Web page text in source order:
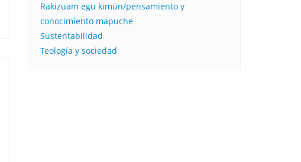
Rakizuam egu kimün/pensamiento y
conocimiento mapuche
Sustentabilidad
Teología y sociedad